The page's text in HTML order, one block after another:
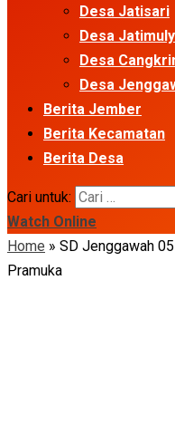
Desa Jatisari
Desa
Desa
Desa
Berita Jember
Berita Kecamatan
Berita Desa
Cari untuk:
Watch Online
Home » SD Jenggawah
Pramuka